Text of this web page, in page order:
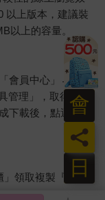
以上版本，建議裝
以上的容量。
會員中心」→「我
理」，取得通行
下載後，點選任一
領取複製『兌換
日
員
會